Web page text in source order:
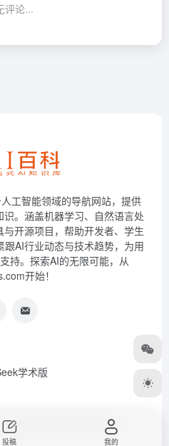
评论...
工智能领域的导航网站，提供
。涵盖机器学习、自然语言处
开源项目，帮助开发者、学生
AI行业动态与技术趋势，为用
持。探索AI的无限可能，从
开始！
学术版
航网 浙ICP备2023026385号-3
投稿 我的